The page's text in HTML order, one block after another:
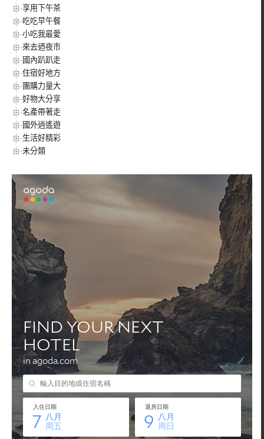
享用下午茶
吃吃早午餐
小吃我最愛
來去迺夜市
國內趴趴走
住宿好地方
團購力量大
好物大分享
名產帶著走
國外逍遙遊
生活好精彩
未分類